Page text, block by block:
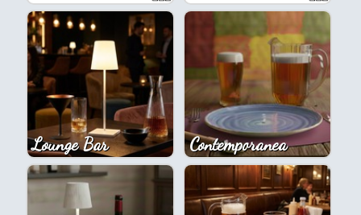
Lounge Bar Contemporanea